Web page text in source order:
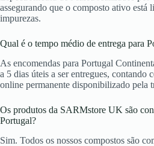
assegurando que o composto ativo está
impurezas.
Qual é o tempo médio de entrega para
As encomendas para Portugal
a 5 dias úteis a ser entregues, contando
online permanente disponibilizado pela
Os produtos da SARMstore UK são
Portugal?
Sim. Todos os nossos compostos são